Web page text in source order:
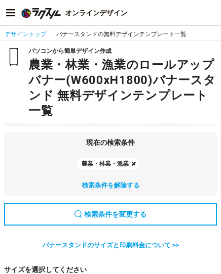
オンラインデザイン
デザイントップ バナースタンドの無料デザインテンプレート一覧
パソコンから簡単デザイン作成
農業・林業・漁業のロールアップ
バナー(W600xH1800)バナースタ
ンド 無料デザインテンプレート
一覧
現在の検索条件
農業・林業・漁業
検索条件を解除する
検索条件を変更する
バナースタンドのサイズと印刷料金について >>
サイズを選択してください